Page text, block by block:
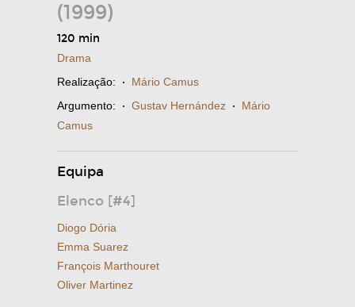
(1999)
120 min
Drama
Realização: · Mário Camus
Argumento: · Gustav Hernández · Mário
Camus
Equipa
Elenco [#4]
Diogo Dória
Emma Suarez
François Marthouret
Oliver Martinez